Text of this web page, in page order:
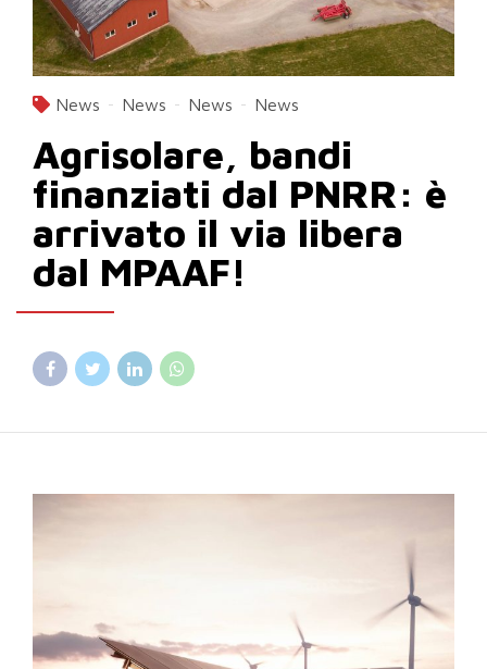
News News News News
Agrisolare, bandi
finanziati dal PNRR: è
arrivato il via libera
dal MPAAF!